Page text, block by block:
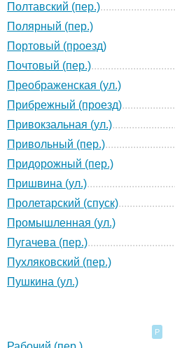
Полтавский (пер.)
Полярный (пер.)
Портовый (проезд)
Почтовый (пер.)
Преображенская (ул.)
Прибрежный (проезд)
Привокзальная (ул.)
Привольный (пер.)
Придорожный (пер.)
Пришвина (ул.)
Пролетарский (спуск)
Промышленная (ул.)
Пугачева (пер.)
Пухляковский (пер.)
Пушкина (ул.)
Р